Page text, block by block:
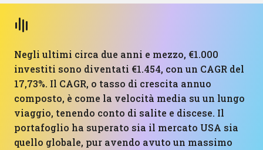
Negli ultimi circa due anni e mezzo, €1.000
investiti sono diventati €1.454, con un CAGR del
17,73%. Il CAGR, o tasso di crescita annuo
composto, è come la velocità media su un lungo
viaggio, tenendo conto di salite e discese. Il
portafoglio ha superato sia il mercato USA sia
quello globale, pur avendo avuto un massimo